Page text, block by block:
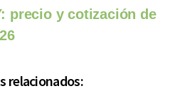
precio y cotización de
relacionados: